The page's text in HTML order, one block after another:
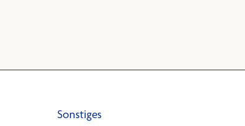
Sonstiges